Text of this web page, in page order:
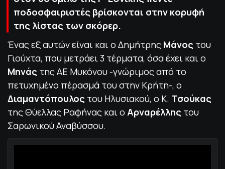
ποδοσφαιριστές βρίσκονται στην κορυφή
της λίστας των σκόρερ.
Ένας εξ αυτών είναι και ο Δημήτρης Μάνος του
Γιούχτα, που μετράει 3 τέρματα, όσα έχει και ο
Μηνάς της ΑΕ Μυκόνου -γνώριμος από το
πετυχημένο πέρασμά του στην Κρήτη-, ο
Διαμαντόπουλος του Ηλυσιακού, ο Κ. Τσούκας
της Θύελλας Ραφήνας και ο Αρναρέλλης του
Σαρωνικού Αναβύσσου.